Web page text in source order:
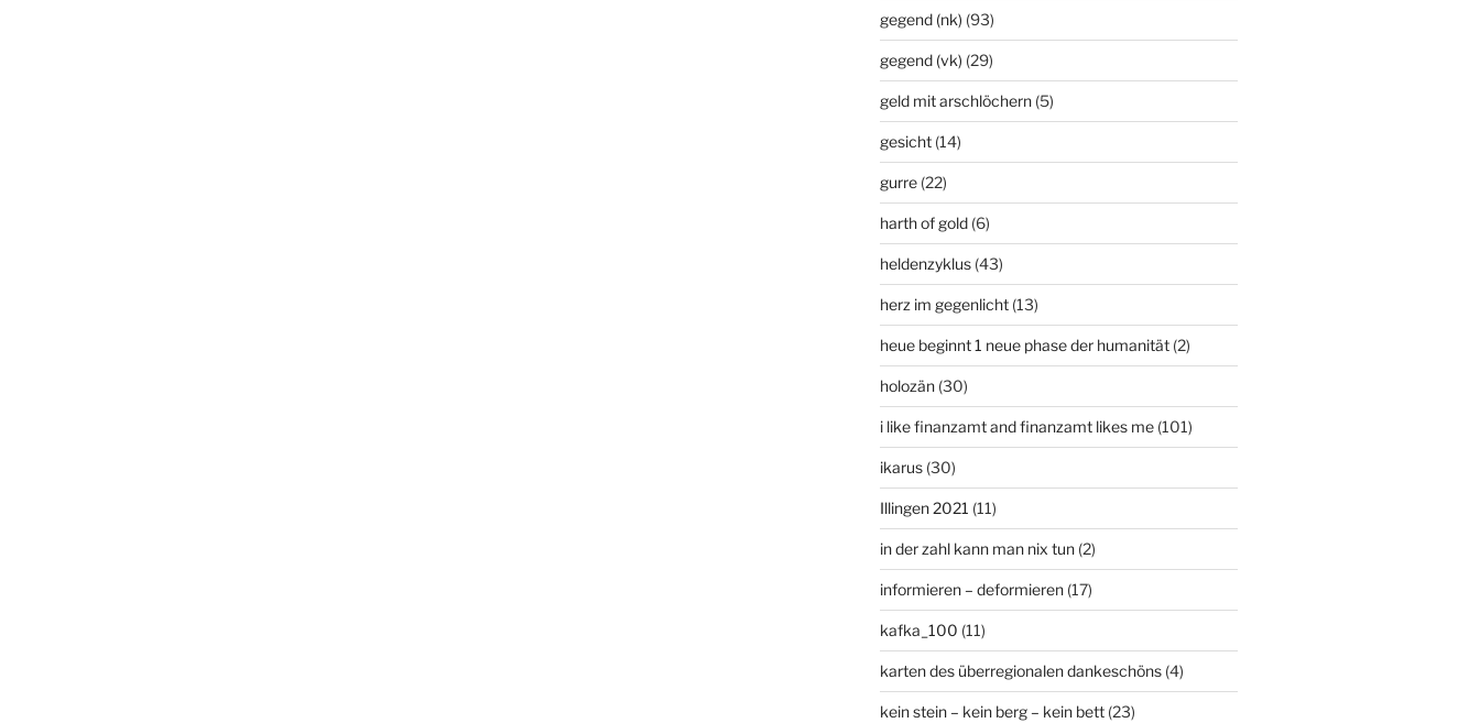
gegend (nk) (93)
gegend (vk) (29)
geld mit arschlöchern(5)
gesicht(14)
gurre(22)
harth of gold(6)
heldenzyklus(43)
herz im gegenlicht(13)
heue beginnt 1 neue phase der humanität(2)
holozän(30)
i like finanzamt and finanzamt likes me(101)
ikarus(30)
Illingen 2021 (11)
in der zahl kann man nix tun(2)
informieren – deformieren(17)
kafka_100 (11)
karten des überregionalen dankeschöns(4)
kein stein – kein berg – kein bett(23)